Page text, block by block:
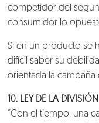
competidor del
consumidor lo
Si en un producto se
difícil saber su
orientada la
10. LEY DE LA DIVISIÓN
“Con el tiempo, una